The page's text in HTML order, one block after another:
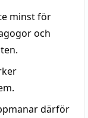
minst för
och
därför